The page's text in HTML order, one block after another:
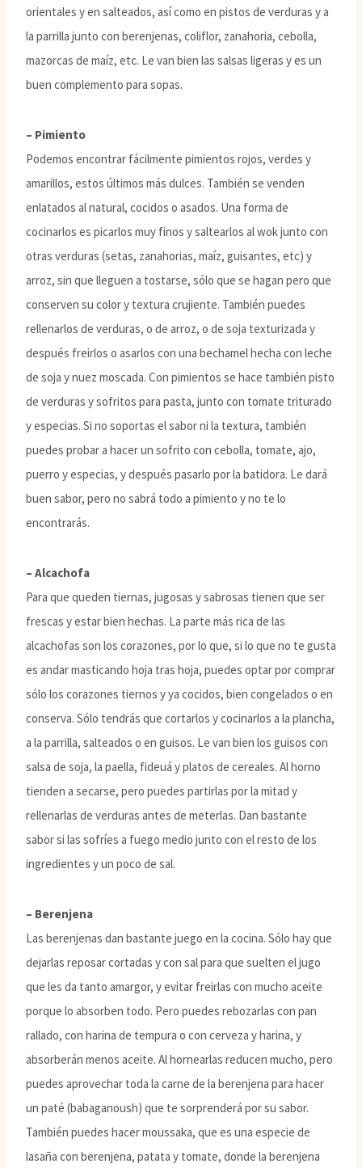
orientales y en salteados, así como en pistos de verduras y a
la parrilla junto con berenjenas, coliflor, zanahoria, cebolla,
mazorcas de maíz, etc. Le van bien las salsas ligeras y es un
buen complemento para sopas.
– Pimiento
Podemos encontrar fácilmente pimientos rojos, verdes y
amarillos, estos últimos más dulces. También se venden
enlatados al natural, cocidos o asados. Una forma de
cocinarlos es picarlos muy finos y saltearlos al wok junto con
otras verduras (setas, zanahorias, maíz, guisantes, etc) y
arroz, sin que lleguen a tostarse, sólo que se hagan pero que
conserven su color y textura crujiente. También puedes
rellenarlos de verduras, o de arroz, o de soja texturizada y
después freirlos o asarlos con una bechamel hecha con leche
de soja y nuez moscada. Con pimientos se hace también pisto
de verduras y sofritos para pasta, junto con tomate triturado
y especias. Si no soportas el sabor ni la textura, también
puedes probar a hacer un sofrito con cebolla, tomate, ajo,
puerro y especias, y después pasarlo por la batidora. Le dará
buen sabor, pero no sabrá todo a pimiento y no te lo
encontrarás.
– Alcachofa
Para que queden tiernas, jugosas y sabrosas tienen que ser
frescas y estar bien hechas. La parte más rica de las
alcachofas son los corazones, por lo que, si lo que no te gusta
es andar masticando hoja tras hoja, puedes optar por comprar
sólo los corazones tiernos y ya cocidos, bien congelados o en
conserva. Sólo tendrás que cortarlos y cocinarlos a la plancha,
a la parrilla, salteados o en guisos. Le van bien los guisos con
salsa de soja, la paella, fideuá y platos de cereales. Al horno
tienden a secarse, pero puedes partirlas por la mitad y
rellenarlas de verduras antes de meterlas. Dan bastante
sabor si las sofríes a fuego medio junto con el resto de los
ingredientes y un poco de sal.
– Berenjena
Las berenjenas dan bastante juego en la cocina. Sólo hay que
dejarlas reposar cortadas y con sal para que suelten el jugo
que les da tanto amargor, y evitar freirlas con mucho aceite
porque lo absorben todo. Pero puedes rebozarlas con pan
rallado, con harina de tempura o con cerveza y harina, y
absorberán menos aceite. Al hornearlas reducen mucho, pero
puedes aprovechar toda la carne de la berenjena para hacer
un paté (babaganoush) que te sorprenderá por su sabor.
También puedes hacer moussaka, que es una especie de
lasaña con berenjena, patata y tomate, donde la berenjena